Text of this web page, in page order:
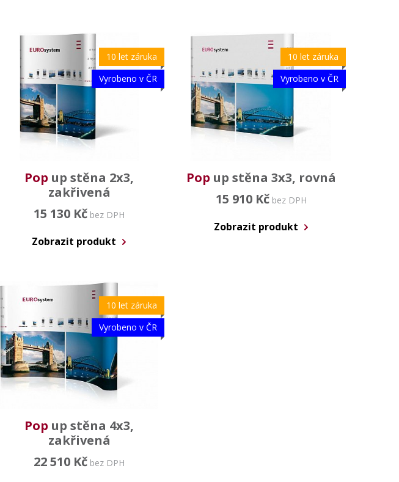
10 let záruka
Vyrobeno v ČR
Pop up stěna 2x3,
zakřivená
15 130 Kč bez DPH
Zobrazit produkt
10 let záruka
Vyrobeno v ČR
Pop up stěna 3x3, rovná
15 910 Kčbez DPH
Zobrazit produkt
10 let záruka
Vyrobeno v ČR
Pop up stěna 4x3,
zakřivená
22 510 Kč bez DPH